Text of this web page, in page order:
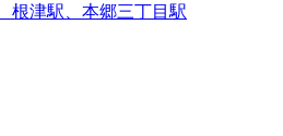
根津駅、本郷三丁目駅